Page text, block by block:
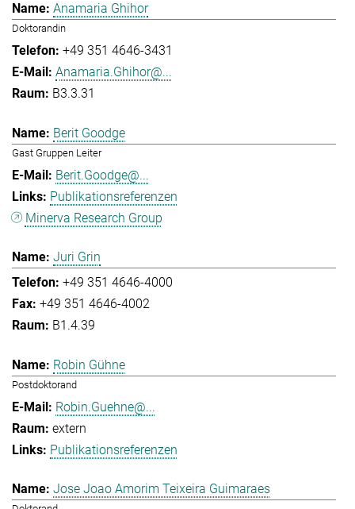
Anamaria Ghihor
Doktorandin
+49 351 4646-3431
Anamaria.Ghihor@...
B3.3.31
Berit Goodge
Gast Gruppen Leiter
Berit.Goodge@...
Publikationsreferenzen
Minerva Research Group
Juri Grin
+49 351 4646-4000
+49 351 4646-4002
B1.4.39
Robin Gühne
Postdoktorand
Robin.Guehne@...
extern
Publikationsreferenzen
Jose Joao Amorim Teixeira Guimaraes